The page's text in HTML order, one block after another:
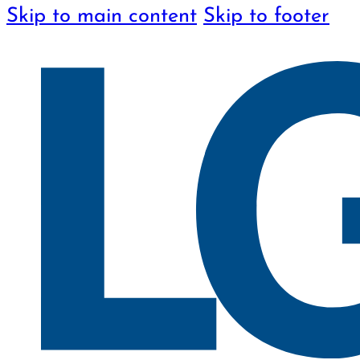
Skip to main content Skip to footer